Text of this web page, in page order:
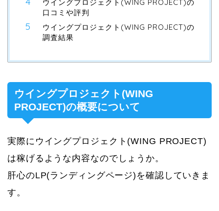
ウイングプロジェクト(WING PROJECT)の
口コミや評判
ウイングプロジェクト(WING PROJECT)の
調査結果
ウイングプロジェクト(WING
PROJECT)の概要について
実際にウイングプロジェクト(WING PROJECT)
は稼げるような内容なのでしょうか。
肝心のLP(ランディングページ)を確認していきま
す。